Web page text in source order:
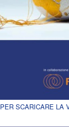
SCARICARE LA